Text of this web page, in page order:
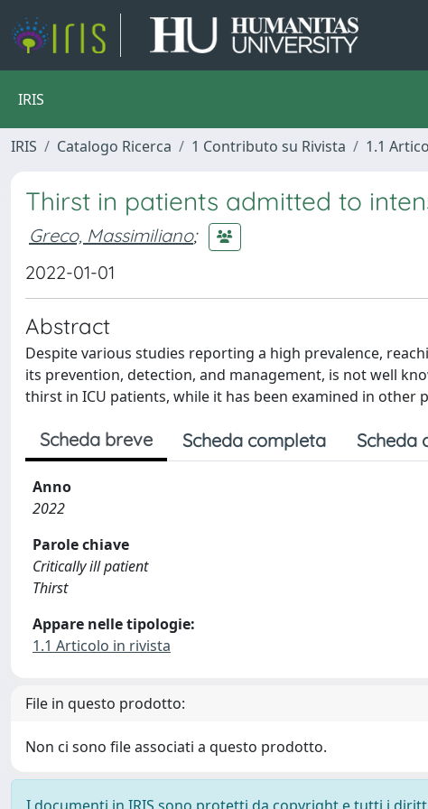
IRIS
IRIS Catalogo Ricerca 1 Contributo su Rivista 1.1
Thirst in patients admitted to
Greco, Massimiliano;
2022-01-01
Abstract
Despite various studies reporting a high prevalence,
its prevention, detection, and management, is not well
thirst in ICU patients, while it has been examined in other
Scheda breve Scheda completa Scheda
Anno
2022
Parole chiave
Critically ill patient
Thirst
Appare nelle tipologie:
1.1 Articolo in rivista
File in questo prodotto:
Non ci sono file associati a questo prodotto.